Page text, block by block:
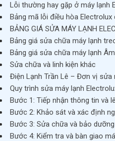
Lỗi thường hay gặp ở máy lạnh
Bảng mã lỗi điều hòa Electrolux
BẢNG GIÁ SỬA MÁY LẠNH
Bảng giá sửa chữa máy lạnh
Bảng giá sửa chữa máy lạnh
Sửa chữa và linh kiện khác
Điện Lạnh Trần Lê – Đơn vị sửa
Quy trình sửa máy lạnh
Bước 1: Tiếp nhận thông tin và
Bước 2: Khảo sát và xác định
Bước 3: Sửa chữa và bảo dưỡng
Bước 4: Kiểm tra và bàn giao